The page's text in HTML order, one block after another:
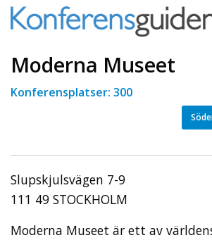
Moderna Museet
Konferensplatser: 300
Slupskjulsvägen 7-9
111 49 STOCKHOLM
Moderna Museet är ett av